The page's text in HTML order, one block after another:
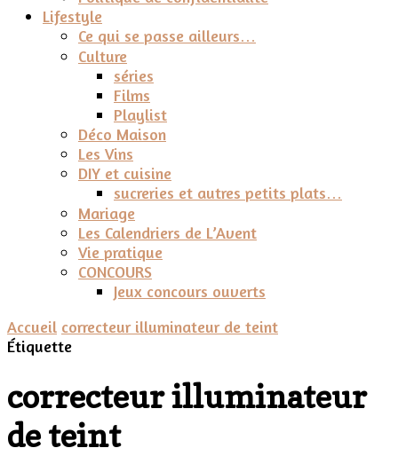
Lifestyle
Ce qui se passe ailleurs…
Culture
séries
Films
Playlist
Déco Maison
Les Vins
DIY et cuisine
sucreries et autres petits plats…
Mariage
Les Calendriers de L’Avent
Vie pratique
CONCOURS
Jeux concours ouverts
Accueil correcteur illuminateur de teint
Étiquette
correcteur illuminateur
de teint